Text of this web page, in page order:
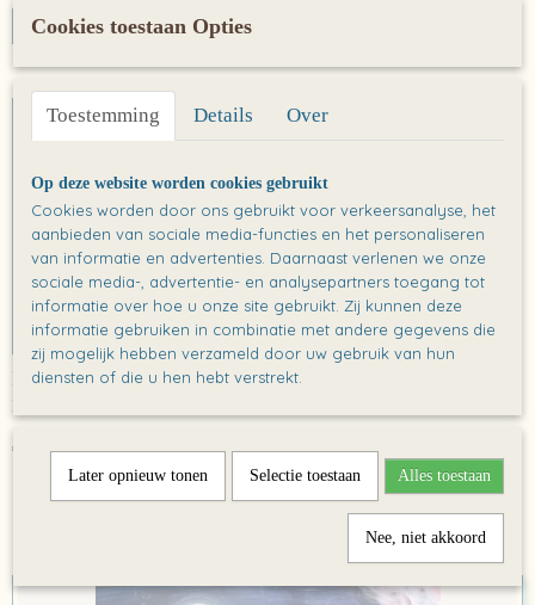
IN WINKELWAGEN
Poster: De gruffalo
De gruffalo door Julia Donaldson en Axel Scheffler…
€ 0,00
Niet op voorraad
Cookies toestaan Opties
Toestemming Details Over
Op deze website worden cookies gebruikt
Cookies worden door ons gebruikt voor verkeersanalyse, het
aanbieden van sociale media-functies en het personaliseren
van informatie en advertenties. Daarnaast verlenen we onze
sociale media-, advertentie- en analysepartners toegang tot
informatie over hoe u onze site gebruikt. Zij kunnen deze
informatie gebruiken in combinatie met andere gegevens die
zij mogelijk hebben verzameld door uw gebruik van hun
diensten of die u hen hebt verstrekt.
Later opnieuw tonen Selectie toestaan Alles toestaan
Nee, niet akkoord